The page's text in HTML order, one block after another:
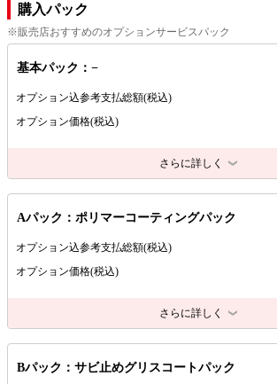
購入パック
※販売店おすすめのオプションサービスパック
基本パック：−
オプション込参考支払総額(税込)
オプション価格(税込)
さらに詳しく
Aパック：ポリマーコーティングパック
オプション込参考支払総額(税込)
オプション価格(税込)
さらに詳しく
Bパック：サビ止めグリスコートパック